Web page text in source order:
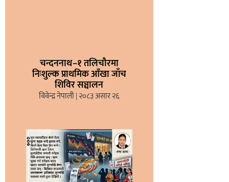
चन्दननाथ–१ तलिचौरमा
निःशुल्क प्राथमिक आँखा जाँच
शिविर सञ्चालन
विवेन्द्र नेपाली २०८३ असार २६